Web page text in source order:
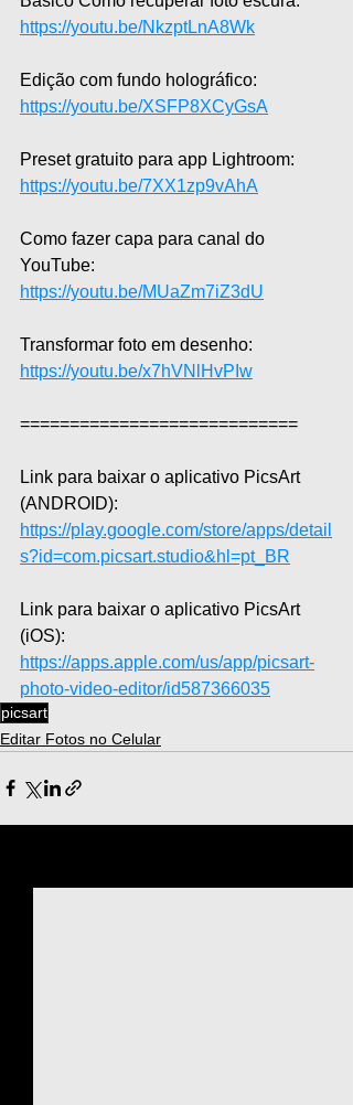
https://youtu.be/NkzptLnA8Wk
Edição com fundo holográfico:
https://youtu.be/XSFP8XCyGsA
Preset gratuito para app Lightroom:
https://youtu.be/7XX1zp9vAhA
Como fazer capa para canal do
YouTube:
https://youtu.be/MUaZm7iZ3dU
Transformar foto em desenho:
https://youtu.be/x7hVNlHvPIw
============================
Link para baixar o aplicativo PicsArt
(ANDROID):
https://play.google.com/store/apps/detail
s?id=com.picsart.studio&hl=pt_BR
Link para baixar o aplicativo PicsArt
(iOS):
https://apps.apple.com/us/app/picsart-
photo-video-editor/id587366035
picsart
Editar Fotos no Celular